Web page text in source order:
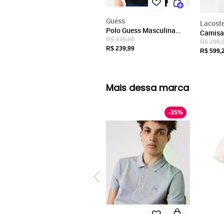
Guess
Polo Guess Masculina
Piquet Dark Friso Bordado
Preta
R$ 335,99
R$ 239,99
Paris
R$
R$
Mais dessa marca
-35%